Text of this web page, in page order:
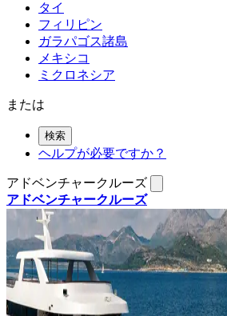
タイ
フィリピン
ガラパゴス諸島
メキシコ
ミクロネシア
または
検索
ヘルプが必要ですか？
アドベンチャークルーズ
アドベンチャークルーズ